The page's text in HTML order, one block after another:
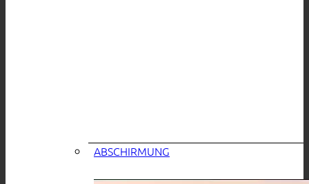
ABSCHIRMUNG